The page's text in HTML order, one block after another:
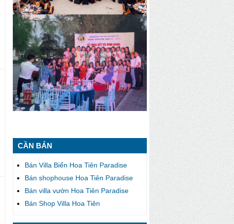
CẦN BÁN
Bán Villa Biển Hoa Tiên Paradise
Bán shophouse Hoa Tiên Paradise
Bán villa vườn Hoa Tiên Paradise
Bán Shop Villa Hoa Tiên